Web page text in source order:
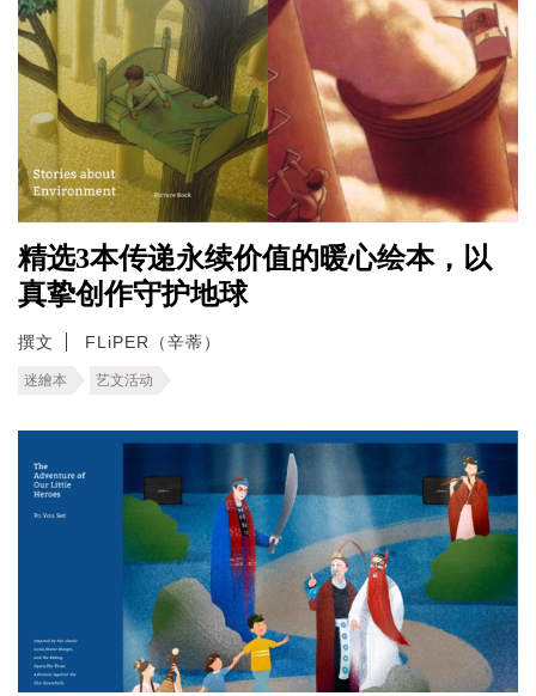
精选3本传递永续价值的暖心绘本，以
真挚创作守护地球
撰文 FLiPER（辛蒂）
迷繪本 艺文活动